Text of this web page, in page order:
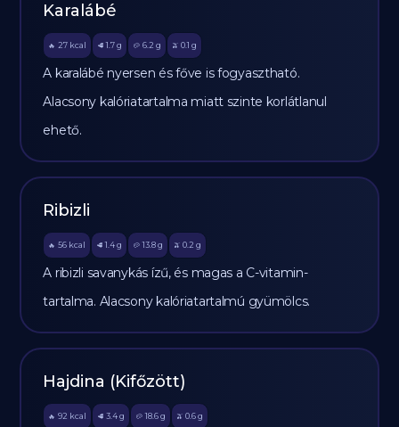
Karalábé
🔥 27 kcal 🥩 1.7 g 🥔 6.2 g 🫒 0.1 g
A karalábé nyersen és főve is fogyasztható.
Alacsony kalóriatartalma miatt szinte korlátlanul
ehető.
Ribizli
🔥 56 kcal 🥩 1.4 g 🥔 13.8g 🫒 0.2 g
A ribizli savanykás ízű, és magas a C-vitamin-
tartalma. Alacsony kalóriatartalmú gyümölcs.
Hajdina (Kifőzött)
🔥 92 kcal 🥩 3.4 g 🥔 18.6g 🫒 0.6 g